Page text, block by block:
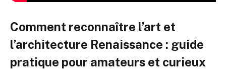
Comment reconnaître l’art et
l’architecture Renaissance : guide
pratique pour amateurs et curieux